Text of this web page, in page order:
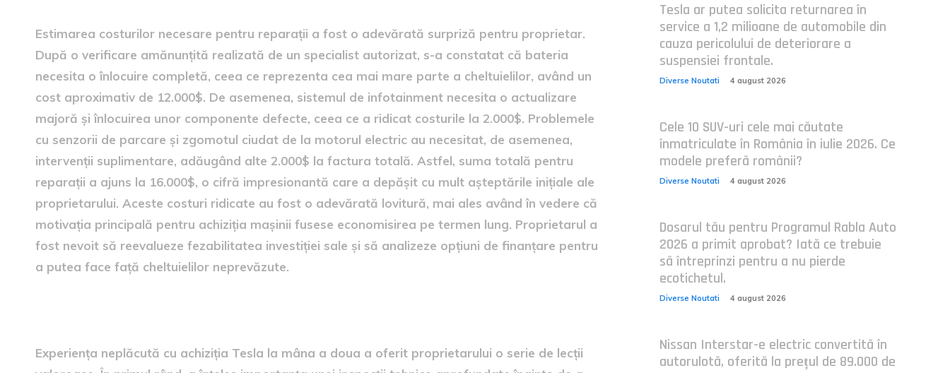
Estimarea costurilor necesare pentru reparații a fost o adevărată surpriză pentru proprietar.
După o verificare amănunțită realizată de un specialist autorizat, s-a constatat că bateria
necesita o înlocuire completă, ceea ce reprezenta cea mai mare parte a cheltuielilor, având un
cost aproximativ de 12.000$. De asemenea, sistemul de infotainment necesita o actualizare
majoră și înlocuirea unor componente defecte, ceea ce a ridicat costurile la 2.000$. Problemele
cu senzorii de parcare și zgomotul ciudat de la motorul electric au necesitat, de asemenea,
intervenții suplimentare, adăugând alte 2.000$ la factura totală. Astfel, suma totală pentru
reparații a ajuns la 16.000$, o cifră impresionantă care a depășit cu mult așteptările inițiale ale
proprietarului. Aceste costuri ridicate au fost o adevărată lovitură, mai ales având în vedere că
motivația principală pentru achiziția mașinii fusese economisirea pe termen lung. Proprietarul a
fost nevoit să reevalueze fezabilitatea investiției sale și să analizeze opțiuni de finanțare pentru
a putea face față cheltuielilor neprevăzute.
Experiența neplăcută cu achiziția Tesla la mâna a doua a oferit proprietarului o serie de lecții
Tesla ar putea solicita returnarea în
service a 1,2 milioane de automobile din
cauza pericolului de deteriorare a
suspensiei frontale.
Diverse Noutati 4 august 2026
Cele 10 SUV-uri cele mai căutate
înmatriculate în România în iulie 2026. Ce
modele preferă românii?
Diverse Noutati 4 august 2026
Dosarul tău pentru Programul Rabla Auto
2026 a primit aprobat? Iată ce trebuie
să întreprinzi pentru a nu pierde
ecotichetul.
Diverse Noutati 4 august 2026
Nissan Interstar-e electric convertită în
autorulotă, oferită la prețul de 89.000 de